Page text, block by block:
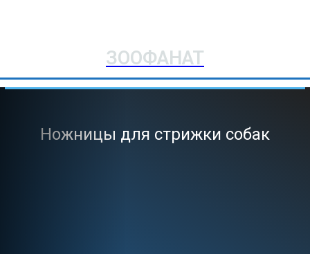
ЗООФАНАТ
Ножницы для стрижки собак